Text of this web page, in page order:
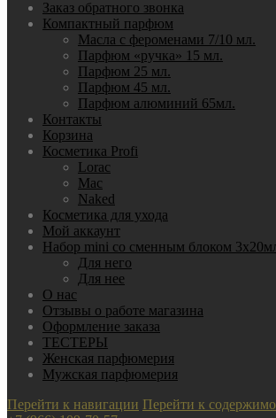
Заказ обратного звонка
Компактный парфюм
Масла с фероменами 7/10 мл.
Парфюм «ручка» 15 мл.
Парфюм 25 мл.
Парфюм 45 мл.
Парфюм алюминий 65мл.
Контакты
Корзина
Косметика Profi
Lorac
Mac
Nаked
Косметика для ухода
Мой аккаунт
Набор mini со сменным блоком
Для него
Для нее
О нас
Отзывы о работе магазина
Оформление заказа
ТЕСТЕРЫ
Женская парфюмерия
Мужская парфюмерия
Перейти к навигации Перейти к